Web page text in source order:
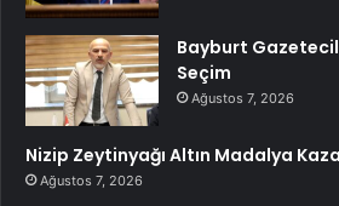
Bayburt
Seçim
Ağustos 7, 2026
Nizip Zeytinyağı Altın Madalya
Ağustos 7, 2026